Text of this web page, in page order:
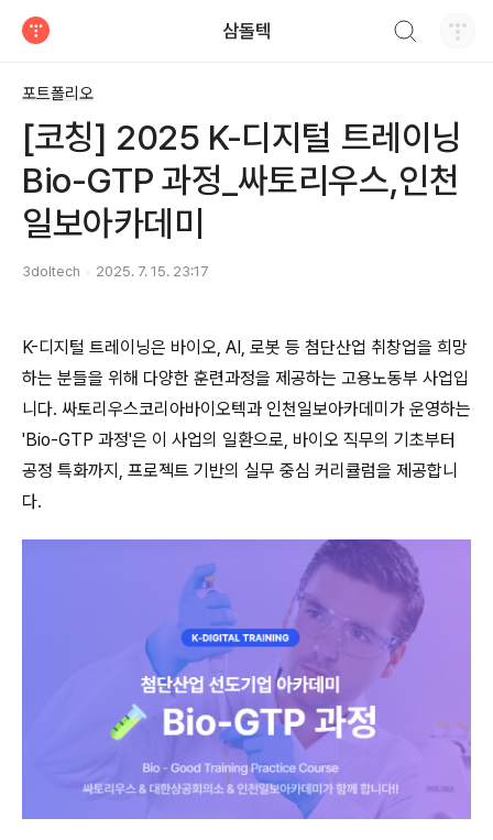
삼돌텍
포트폴리오
[코칭] 2025 K-디지털 트레이닝
Bio-GTP 과정_싸토리우스,인천
일보아카데미
3doltech 2025. 7. 15. 23:17
K-디지털 트레이닝은 바이오, AI, 로봇 등 첨단산업 취창업을 희망
하는 분들을 위해 다양한 훈련과정을 제공하는 고용노동부 사업입
니다. 싸토리우스코리아바이오텍과 인천일보아카데미가 운영하는
'Bio-GTP 과정'은 이 사업의 일환으로, 바이오 직무의 기초부터
공정 특화까지, 프로젝트 기반의 실무 중심 커리큘럼을 제공합니
다.